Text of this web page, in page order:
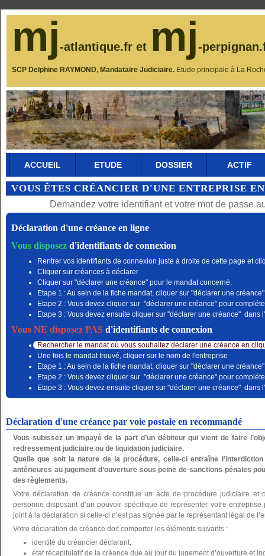
mj-atlantique.fr et mj-
SCP Delphine RAYMOND, Mandataire Judiciaire. Etude principale à La
ACCUEIL ETUDE DOSSIER ACTIF
VOUS ÊTES CRÉANCIER D'UNE ENTREPRISE
Demandez votre identifiant et votre mot de passe
Déclaration d'une créance en ligne
Vous disposezd'identifiants de connexion
Rentrer vos identifiants de connexion juste à droite de cette page et
Cliquer sur créances à déclarer
Cliquer sur "déclarer une créance" pour le mandat concerné.
Etape 1 : Au sein de la fiche mandat, cliquer sur "déclarer une créance"
Etape 2 : Vous devez cliquer sur "déclarer une créance" pour
Etape 3 : Vous devez ensuite cliquer sur "déclarer une créance" dans
Vous NE disposez PASd'identifiants de connexion
Rechercher le mandat où vous souhaitez déclarer une créance en
Une fois le mandat trouvé, cliquer sur le nom de l'entreprise
Etape 1 : Au sein de la fiche mandat, cliquer sur "déclarer une créance"
Etape 2 : Vous devez cliquer sur "déclarer une créance" pour
Etape 3 : Vous devez ensuite cliquer sur "déclarer une créance" dans
Déclaration d'une créance par voie postale en recommandé
Vous subissez un impayé de la part d’un débiteur qui vient de faire
redressement judiciaire ou de liquidation judiciaire.
Quelle que soit la nature de la procédure, celle-ci entraîne
antérieures au jugement d’ouverture sous peine de sanctions pénales
des règlements.
Votre déclaration de créance constitue un acte de procédure judiciaire et
personne disposant d’un pouvoir spécifique de représenter votre
joint à la déclaration si celle-ci n’est pas signée par le représentant légal de
Votre déclaration de créance doit comporter les éléments suivants :
identité du créancier déclarant,
état récapitulatif de la créance due au jour du jugement d’ouverture et